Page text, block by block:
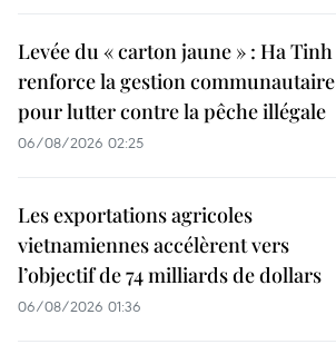
Levée du « carton jaune » : Ha Tinh
renforce la gestion communautaire
pour lutter contre la pêche illégale
06/08/2026 02:25
Les exportations agricoles
vietnamiennes accélèrent vers
l’objectif de 74 milliards de dollars
06/08/2026 01:36